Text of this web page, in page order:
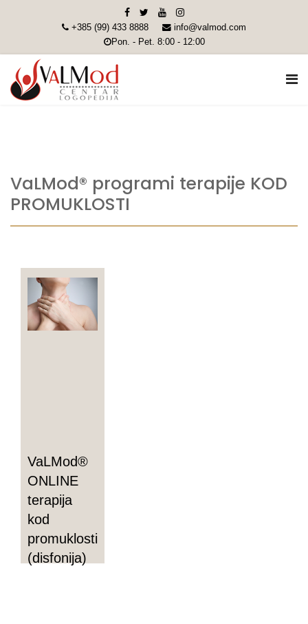
+385 (99) 433 8888
info@valmod.com
Pon. - Pet. 8:00 - 12:00
VaLMod® programi terapije KOD
PROMUKLOSTI
VaLMod®
ONLINE
terapija
kod
promuklosti
(disfonija)